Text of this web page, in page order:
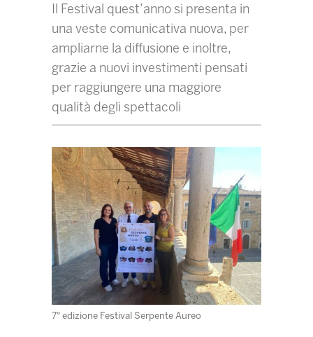
Il Festival quest’anno si presenta in
una veste comunicativa nuova, per
ampliarne la diffusione e inoltre,
grazie a nuovi investimenti pensati
per raggiungere una maggiore
qualità degli spettacoli
7° edizione Festival Serpente Aureo